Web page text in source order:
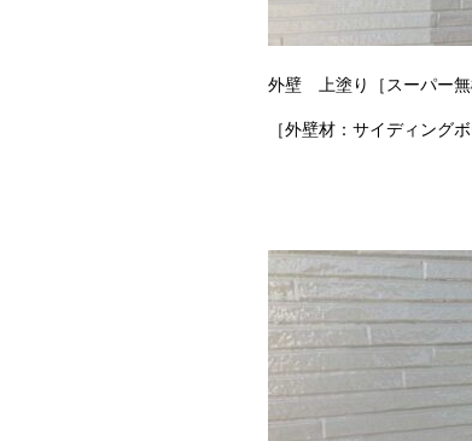
外壁 上塗り［スーパー
［外壁材：サイディングボ